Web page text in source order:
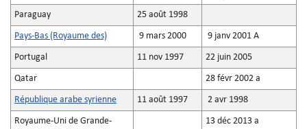
Paraguay 25 août 1998
Pays-Bas (Royaume des) 9 mars 2000 9 janv 2001 A
Portugal 11 nov 1997 22 juin 2005
Qatar 28 févr 2002 a
République arabe syrienne 11 août 1997 2 avr 1998
Royaume-Uni de Grande-
13 déc 2013 a